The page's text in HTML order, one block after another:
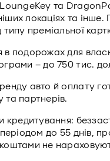
та
локаціях та
преміальної
подорожах для
– до 750 тис.
авто й оплату
та партнерів.
кредитування:
періодом до 55 днів,
не